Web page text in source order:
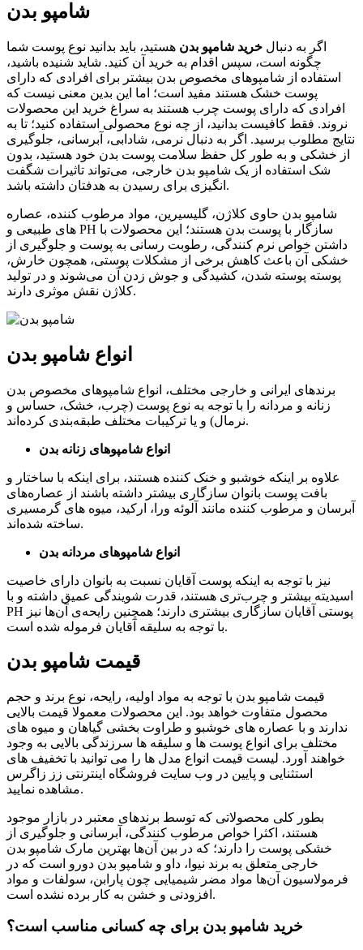
شامپو بدن
اگر به دنبال خرید شامپو بدن هستید، باید بدانید نوع پوست شما
چگونه است، سپس اقدام به خرید آن کنید. شاید شنیده باشید،
استفاده از شامپو‌های مخصوص بدن بیشتر برای افرادی که دارای
پوست خشک هستند مفید است؛ اما این بدین معنی نیست که
افرادی که دارای پوست چرب هستند به سراغ خرید این محصولات
نروند. فقط کافیست بدانید، از چه نوع محصولی استفاده کنید؛ تا به
نتایج مطلوب برسید. اگر به دنبال نرمی، شادابی، آبرسانی، جلوگیری
از خشکی و به طور کل حفظ سلامت پوست بدن خود هستید، بدون
شک استفاده از یک شامپو بدن خارجی، می‌تواند تاثیرات شگفت
انگیزی برای رسیدن به هدفتان داشته باشد.
شامپو بدن حاوی کلاژن، گلیسیرین، مواد مرطوب کننده، عصاره
های طبیعی و PH سازگار با پوست بدن هستند؛ این محصولات با
داشتن خواص نرم کنندگی، رطوبت رسانی به پوست و جلوگیری از
خشکی آن باعث کاهش برخی از مشکلات پوستی، همچون خارش،
پوسته پوسته شدن، کشیدگی و جوش زدن آن می‌شوند و در تولید
کلاژن نقش موثری دارند.
انواع شامپو بدن
برندهای ایرانی و خارجی مختلف، انواع شامپو‌های مخصوص بدن
زنانه و مردانه را با توجه به نوع پوست (چرب، خشک، حساس و
نرمال) و یا ترکیبات مختلف طبقه‌بندی کرده‌اند.
انواع شامپوهای زنانه بدن
علاوه بر اینکه خوشبو و خنک کننده هستند، برای اینکه با ساختار و
بافت پوست بانوان سازگاری بیشتر داشته باشند از عصاره‌های
آبرسان و مرطوب کننده مانند آلوئه ورا، ارکید، میوه های گرمسیری
ساخته شده‌اند.
انواع شامپوهای مردانه بدن
نیز با توجه به اینکه پوست آقایان نسبت به بانوان دارای خاصیت
اسیدیته بیشتر و چرب‌تری هستند، قدرت شویندگی عمیق داشته و با
PH پوستی آقایان سازگاری بیشتری دارند؛ همچنین رایحه‌ی آن‌ها نیز
با توجه به سلیقه آقایان فرموله شده است.
قیمت شامپو بدن
قیمت شامپو بدن با توجه به مواد اولیه، رایحه، نوع برند و حجم
محصول متفاوت خواهد بود. این محصولات معمولا قیمت بالایی
ندارند و با عصاره های خوشبو و طراوت بخشی گیاهان و میوه های
مختلف برای انواع پوست ها و سلیقه ها سرزندگی بالایی به وجود
خواهند آورد. لیست قیمت انواع مدل ها را می توانید با تخفیف های
استثنایی و پایین در وب سایت فروشگاه اینترنتی زز زاگرس
مشاهده نمایید.
بطور کلی محصولاتی که توسط برندهای معتبر در بازار موجود
هستند، اکثرا خواص مرطوب کنندگی، آبرسانی و جلوگیری از
خشکی پوست را دارند؛ که در بین آن‌ها بهترین مارک شامپو بدن
خارجی متعلق به برند نیوا، داو و شامپو بدن دورو است که در
فرمولاسیون آن‌ها مواد مضر شیمیایی چون پارابن، سولفات و مواد
افزودنی و خشن به کار برده نشده است.
خرید شامپو بدن برای چه کسانی مناسب است؟